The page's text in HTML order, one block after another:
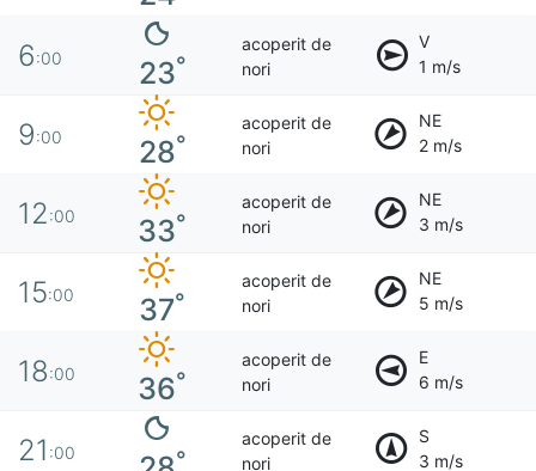
6:00 23°
acoperit de
nori
V
1 m/s
9:00 28°
acoperit de
nori
NE
2 m/s
12:00 33°
acoperit de
nori
NE
3 m/s
15:00 37°
acoperit de
nori
NE
5 m/s
18:00 36°
acoperit de
nori
E
6 m/s
21 :00 °
acoperit de
nori
S
3 m/s